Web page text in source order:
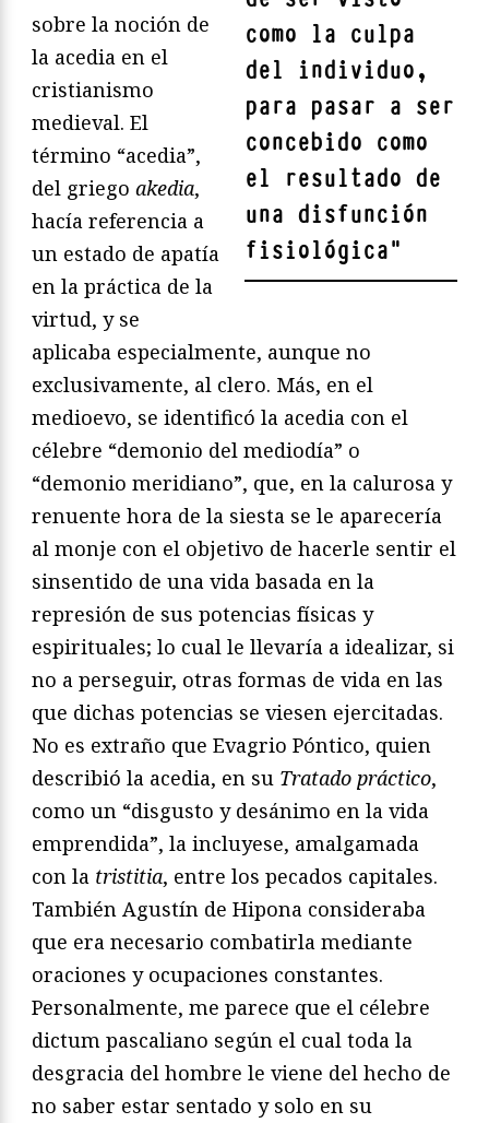
como la culpa
del individuo,
para pasar a ser
concebido como
el resultado de
una disfunción
fisiológica"
sobre la noción de
la acedia en el
cristianismo
medieval. El
término “acedia”,
del griego akedia,
hacía referencia a
un estado de apatía
en la práctica de la
virtud, y se
aplicaba especialmente, aunque no
exclusivamente, al clero. Más, en el
medioevo, se identificó la acedia con el
célebre “demonio del mediodía” o
“demonio meridiano”, que, en la calurosa y
renuente hora de la siesta se le aparecería
al monje con el objetivo de hacerle sentir el
sinsentido de una vida basada en la
represión de sus potencias físicas y
espirituales; lo cual le llevaría a idealizar, si
no a perseguir, otras formas de vida en las
que dichas potencias se viesen ejercitadas.
No es extraño que Evagrio Póntico, quien
describió la acedia, en su Tratado práctico,
como un “disgusto y desánimo en la vida
emprendida”, la incluyese, amalgamada
con la tristitia, entre los pecados capitales.
También Agustín de Hipona consideraba
que era necesario combatirla mediante
oraciones y ocupaciones constantes.
Personalmente, me parece que el célebre
dictum pascaliano según el cual toda la
desgracia del hombre le viene del hecho de
no saber estar sentado y solo en su